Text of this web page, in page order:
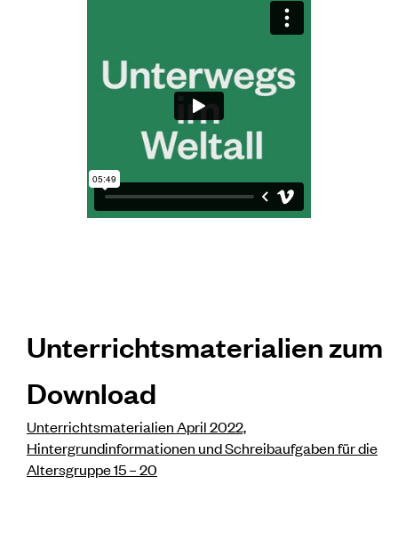
Unterrichtsmaterialien zum
Download
Unterrichtsmaterialien April 2022,
Hintergrundinformationen und Schreibaufgaben für die
Altersgruppe 15 – 20